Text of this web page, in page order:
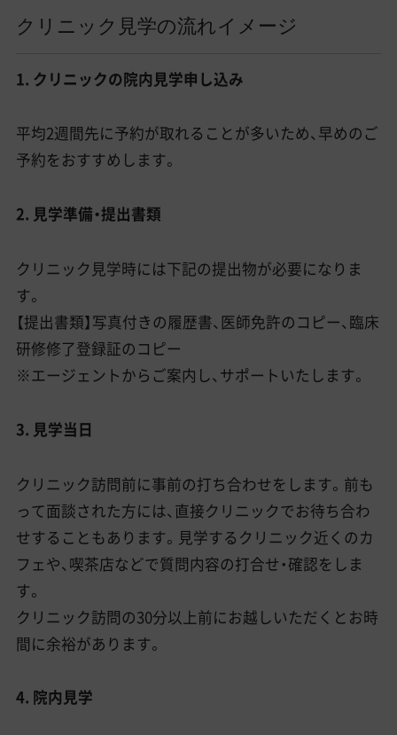
クリニック見学の流れイメージ
1. クリニックの院内見学申し込み
平均2週間先に予約が取れることが多いため、早めのご
予約をおすすめします。
2. 見学準備・提出書類
クリニック見学時には下記の提出物が必要になりま
す。
【提出書類】写真付きの履歴書、医師免許のコピー、臨床
研修修了登録証のコピー
※エージェントからご案内し、サポートいたします。
3. 見学当日
クリニック訪問前に事前の打ち合わせをします。前も
って面談された方には、直接クリニックでお待ち合わ
せすることもあります。見学するクリニック近くのカ
フェや、喫茶店などで質問内容の打合せ・確認をしま
す。
クリニック訪問の30分以上前にお越しいただくとお時
間に余裕があります。
4. 院内見学